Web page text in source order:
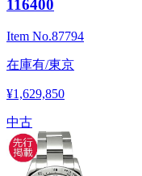
116400
Item No.87794
在庫有/東京
¥1,629,850
中古